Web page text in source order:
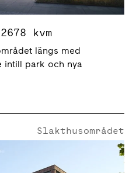
Högrevsgatan 1, 2678 kvm
längs med
intill park och nya
Slakthusområdet